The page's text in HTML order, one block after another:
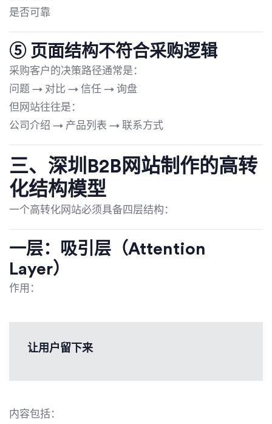
是否可靠
⑤ 页面结构不符合采购逻辑
采购客户的决策路径通常是：
问题 → 对比 → 信任 → 询盘
但网站往往是：
公司介绍 → 产品列表 → 联系方式
三、深圳B2B网站制作的高转
化结构模型
一个高转化网站必须具备四层结构：
一层：吸引层（Attention
Layer）
作用：
让用户留下来
内容包括：